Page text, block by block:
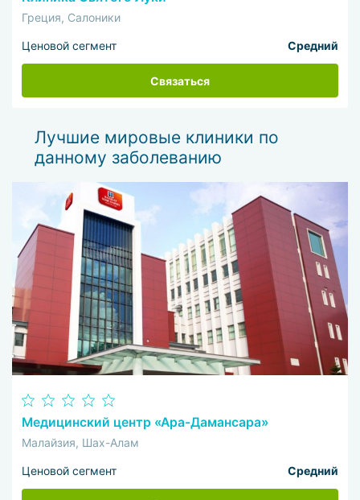
Греция, Салоники
Ценовой сегмент Средний
Связаться
Лучшие мировые клиники по
данному заболеванию
Медицинский центр «Ара-Дамансара»
Малайзия, Шах-Алам
Ценовой сегмент Средний